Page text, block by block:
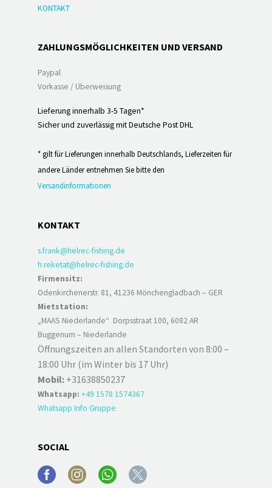
KONTAKT
ZAHLUNGSMÖGLICHKEITEN UND VERSAND
Paypal
Vorkasse / Überweisung
Lieferung innerhalb 3-5 Tagen*
Sicher und zuverlässig mit Deutsche Post DHL
* gilt für Lieferungen innerhalb Deutschlands, Lieferzeiten für
andere Länder entnehmen Sie bitte den
Versandinformationen
KONTAKT
s.frank@helrec-fishing.de
h.reketat@helrec-fishing.de
Firmensitz:
Odenkirchenerstr. 81, 41236 Mönchengladbach – GER
Mietstation:
„MAAS Niederlande“ Dorpsstraat 100, 6082 AR
Buggenum – Niederlande
Öffnungszeiten an allen Standorten von 8:00 –
18:00 Uhr (im Winter bis 17 Uhr)
Mobil: +31638850237
Whatsapp: +49 1578 1574367
Whatsapp Info Gruppe
SOCIAL